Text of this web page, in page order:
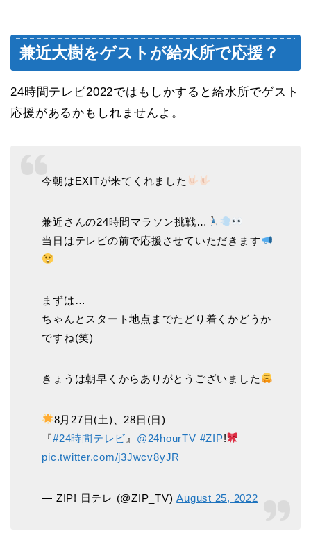
兼近大樹をゲストが給水所で応援？
24時間テレビ2022ではもしかすると給水所でゲスト
応援があるかもしれませんよ。
今朝はEXITが来てくれました
兼近さんの24時間マラソン挑戦…
当日はテレビの前で応援させていただきます
まずは…
ちゃんとスタート地点までたどり着くかどうか
ですね(笑)
きょうは朝早くからありがとうございました
8月27日(土)、28日(日)
『#24時間テレビ 』 @24hourTV #ZIP!
pic.twitter.com/j3Jwcv8yJR
— ZIP! 日テレ (@ZIP_TV)August 25, 2022